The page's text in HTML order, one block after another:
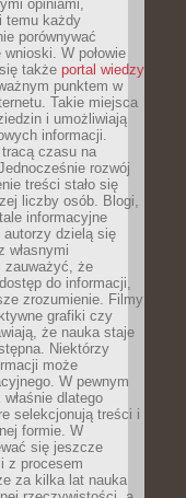
opiniami,
temu każdy
porównywać
W połowie
także portal wiedzy
punktem w
Takie miejsca
i umożliwiają
informacji.
czasu na
rozwój
treści stało się
liczby osób. Blogi,
informacyjne
autorzy dzielą się
własnymi
zauważyć, że
do informacji,
zrozumienie. Filmy
grafiki czy
że nauka staje
Niektórzy
może
W pewnym
dlatego
selekcjonują treści i
formie. W
się jeszcze
z procesem
za kilka lat nauka